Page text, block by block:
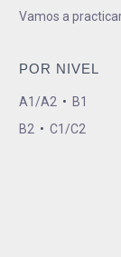
Vamos a
POR NIVEL
A1/A2 • B1
B2 • C1/C2